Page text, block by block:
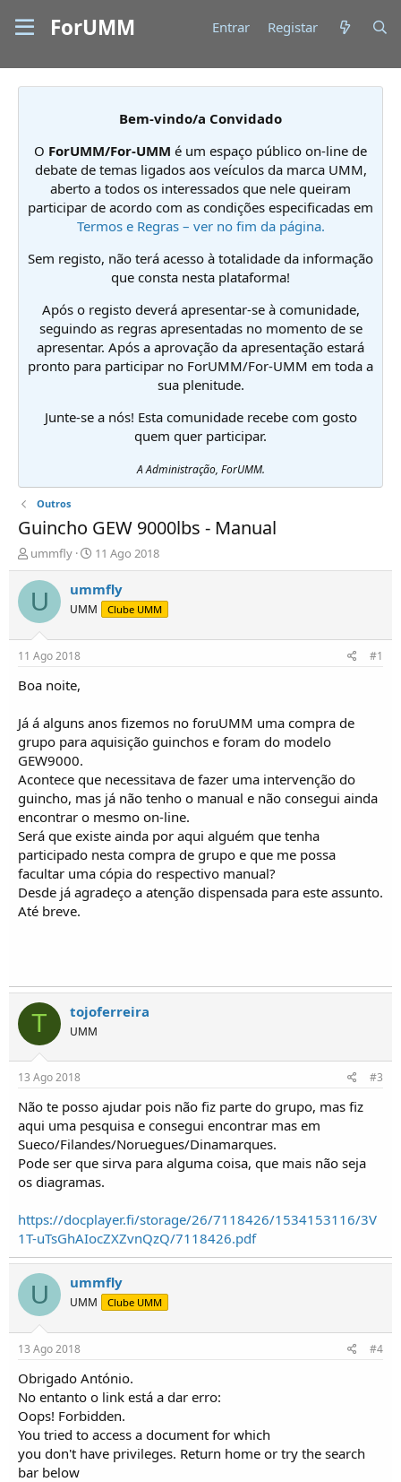
ForUMM Entrar Registar
Bem-vindo/a Convidado
O ForUMM/For-UMM é um espaço público on-line de
debate de temas ligados aos veículos da marca UMM,
aberto a todos os interessados que nele queiram
participar de acordo com as condições especificadas em
Termos e Regras – ver no fim da página.
Sem registo, não terá acesso à totalidade da informação
que consta nesta plataforma!
Após o registo deverá apresentar-se à comunidade,
seguindo as regras apresentadas no momento de se
apresentar. Após a aprovação da apresentação estará
pronto para participar no ForUMM/For-UMM em toda a
sua plenitude.
Junte-se a nós! Esta comunidade recebe com gosto
quem quer participar.
A Administração, ForUMM.
Outros
Guincho GEW 9000lbs - Manual
I
n
i
i
d
o
r
T
ó
p
i
c
s
ummfly
D
a
t
d
o
11 Ago 2018
U ummfly
UMM Clube UMM
11 Ago 2018 #1
Boa noite,
Já á alguns anos fizemos no foruUMM uma compra de
grupo para aquisição guinchos e foram do modelo
GEW9000.
Acontece que necessitava de fazer uma intervenção do
guincho, mas já não tenho o manual e não consegui ainda
encontrar o mesmo on-line.
Será que existe ainda por aqui alguém que tenha
participado nesta compra de grupo e que me possa
facultar uma cópia do respectivo manual?
Desde já agradeço a atenção dispensada para este assunto.
Até breve.
T tojoferreira
UMM
13 Ago 2018 #3
Não te posso ajudar pois não fiz parte do grupo, mas fiz
aqui uma pesquisa e consegui encontrar mas em
Sueco/Filandes/Noruegues/Dinamarques.
Pode ser que sirva para alguma coisa, que mais não seja
os diagramas.
https://docplayer.fi/storage/26/7118426/1534153116/3V
1T-uTsGhAIocZXZvnQzQ/7118426.pdf
U ummfly
UMM Clube UMM
13 Ago 2018 #4
Obrigado António.
No entanto o link está a dar erro:
Oops! Forbidden.
You tried to access a document for which
you don't have privileges. Return home or try the search
bar below